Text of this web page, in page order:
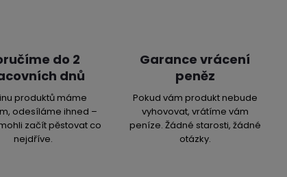
do 2
dnů
produktů máme
odesíláme ihned –
začít pěstovat co
nejdříve.
Garance vrácení
peněz
Pokud vám produkt nebude
vyhovovat, vrátíme vám
peníze. Žádné starosti, žádné
otázky.